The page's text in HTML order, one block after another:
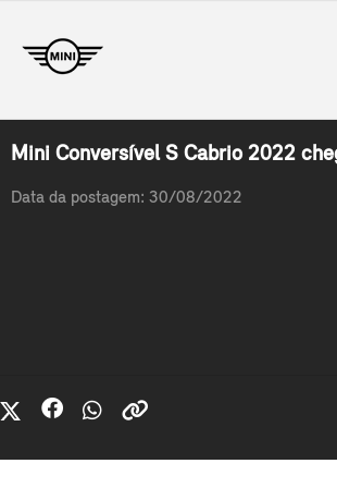
Mini Conversível S Cabrio 2022
Data da postagem: 30/08/2022